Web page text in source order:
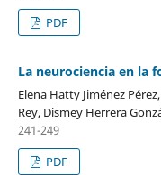
PDF
La neurociencia en la
Elena Hatty Jiménez
Rey, Dismey Herrera
241-249
PDF